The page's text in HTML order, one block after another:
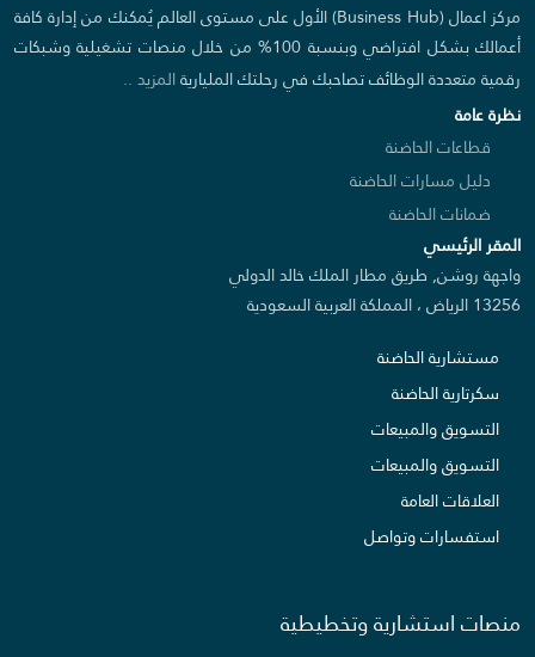
مركز اعمال (Business Hub) الأول على مستوى العالم يُمكنك من إدارة كافة
أعمالك بشكل افتراضي وبنسبة 100% من خلال منصات تشغيلية وشبكات
رقمية متعددة الوظائف تصاحبك في رحلتك الملياريةالمزيد ..
نظرة عامة
قطاعات الحاضنة
دليل مسارات الحاضنة
ضمانات الحاضنة
المقر الرئيسي
واجهة روشن, طريق مطار الملك خالد الدولي
13256 الرياض ، المملكة العربية السعودية
مستشارية الحاضنة
سكرتارية الحاضنة
التسويق والمبيعات
التسويق والمبيعات
العلاقات العامة
استفسارات وتواصل
منصات استشارية وتخطيطية